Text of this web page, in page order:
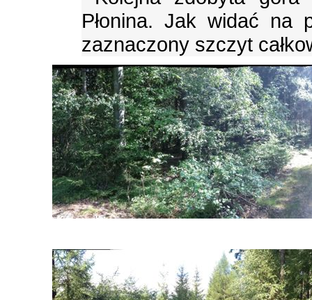
Płonina. Jak widać na
zaznaczony szczyt